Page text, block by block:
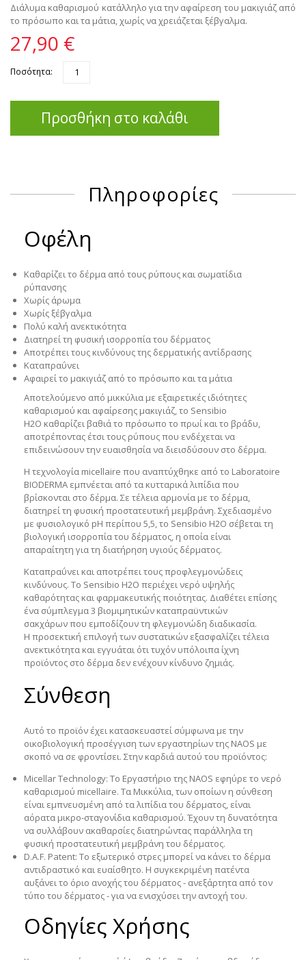
Διάλυμα καθαρισμού κατάλληλο για την αφαίρεση του μακιγιάζ από
το πρόσωπο και τα μάτια, χωρίς να χρειάζεται ξέβγαλμα.
27,90 €
Ποσότητα:
Προσθήκη στο καλάθι
Πληροφορίες
Οφέλη
Καθαρίζειτο δέρμα από τους ρύπους και σωματίδια
ρύπανσης
Χωρίς άρωμα
Χωρίς ξέβγαλμα
Πολύ καλή ανεκτικότητα
Διατηρείτη φυσική ισορροπία του δέρματος
Αποτρέπειτους κινδύνους της δερματικής αντίδρασης
Καταπραΰνει
Αφαιρείτο μακιγιάζ από το πρόσωπο και τα μάτια
Αποτελούμενο από μικκύλια με εξαιρετικές ιδιότητες
καθαρισμού και αφαίρεσης μακιγιάζ, το Sensibio
H2O καθαρίζει βαθιά το πρόσωπο το πρωί και το βράδυ,
αποτρέποντας έτσι τους ρύπους που ενδέχεται να
επιδεινώσουν την ευαισθησία να διεισδύσουν στο δέρμα.
Η τεχνολογία micellaire που αναπτύχθηκε από το Laboratoire
BIODERMA εμπνέεται από τα κυτταρικά λιπίδια που
βρίσκονται στο δέρμα. Σε τέλεια αρμονία με το δέρμα,
διατηρεί τη φυσική προστατευτική μεμβράνη. Σχεδιασμένο
με φυσιολογικό pH περίπου 5,5, το Sensibio H2O σέβεται τη
βιολογική ισορροπία του δέρματος, η οποία είναι
απαραίτητη για τη διατήρηση υγιούς δέρματος.
Καταπραΰνει και αποτρέπειτους προφλεγμονώδεις
κινδύνους. Το Sensibio H2O περιέχει νερό υψηλής
καθαρότητας και φαρμακευτικής ποιότητας. Διαθέτει επίσης
ένα σύμπλεγμα3 βιομιμητικών καταπραϋντικών
σακχάρωνπου εμποδίζουν τη φλεγμονώδη διαδικασία.
Η προσεκτική επιλογή των συστατικών εξασφαλίζει τέλεια
ανεκτικότητα και εγγυάται ότι τυχόν υπόλοιπα ίχνη
προϊόντος στο δέρμα δεν ενέχουν κίνδυνο ζημιάς.
Σύνθεση
Αυτό το προϊόν έχει κατασκευαστεί σύμφωνα με την
οικοβιολογική προσέγγιση των εργαστηρίων της NAOS με
σκοπό να σε φροντίσει. Στην καρδιά αυτού του προϊόντος:
Micellar Technology: Το Εργαστήριο της NAOS εφηύρε το νερό
καθαρισμού micellaire. Τα Μικκύλια, των οποίων η σύνθεση
είναι εμπνευσμένη από τα λιπίδια του δέρματος, είναι
αόρατα μικρο-σταγονίδια καθαρισμού. Έχουν τη δυνατότητα
να συλλάβουν ακαθαρσίες διατηρώντας παράλληλα τη
φυσική προστατευτική μεμβράνη του δέρματος.
D.A.F. Patent: Το εξωτερικό στρες μπορεί να κάνει το δέρμα
αντιδραστικό και ευαίσθητο. Η συγκεκριμένη πατέντα
αυξάνει το όριο ανοχής του δέρματος - ανεξάρτητα από τον
τύπο του δέρματος - για να ενισχύσει την αντοχή του.
Οδηγίες Χρήσης